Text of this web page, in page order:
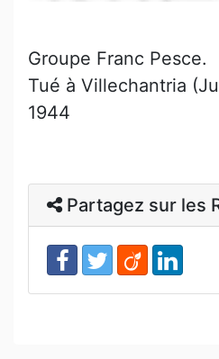
Groupe Franc Pesce.
Tué à Villechantria
1944
Partagez sur les